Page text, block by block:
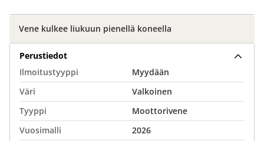
Vene kulkee liukuun pienellä koneella
Perustiedot
Ilmoitustyyppi
Myydään
Väri
Valkoinen
Tyyppi
Moottorivene
Vuosimalli
2026